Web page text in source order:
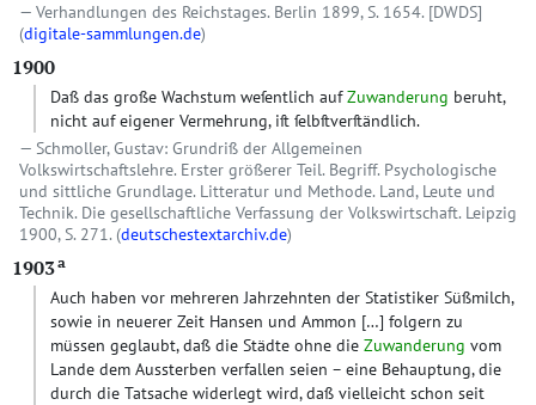
Verhandlungen des Reichstages. Berlin 1899, S. 1654. [DWDS]
(digitale-sammlungen.de)
1900
Daß das große Wachstum weſentlich aufZuwanderung beruht,
nicht auf eigener Vermehrung, iſt ſelbſtverſtändlich.
Schmoller, Gustav: Grundriß der Allgemeinen
Volkswirtschaftslehre. Erster größerer Teil. Begriff. Psychologische
und sittliche Grundlage. Litteratur und Methode. Land, Leute und
Technik. Die gesellschaftliche Verfassung der Volkswirtschaft. Leipzig
1900, S. 271. (deutschestextarchiv.de)
1903a
Auch haben vor mehreren Jahrzehnten der Statistiker Süßmilch,
sowie in neuerer Zeit Hansen und Ammon […] folgern zu
müssen geglaubt, daß die Städte ohne die Zuwanderung vom
Lande dem Aussterben verfallen seien – eine Behauptung, die
durch die Tatsache widerlegt wird, daß vielleicht schon seit